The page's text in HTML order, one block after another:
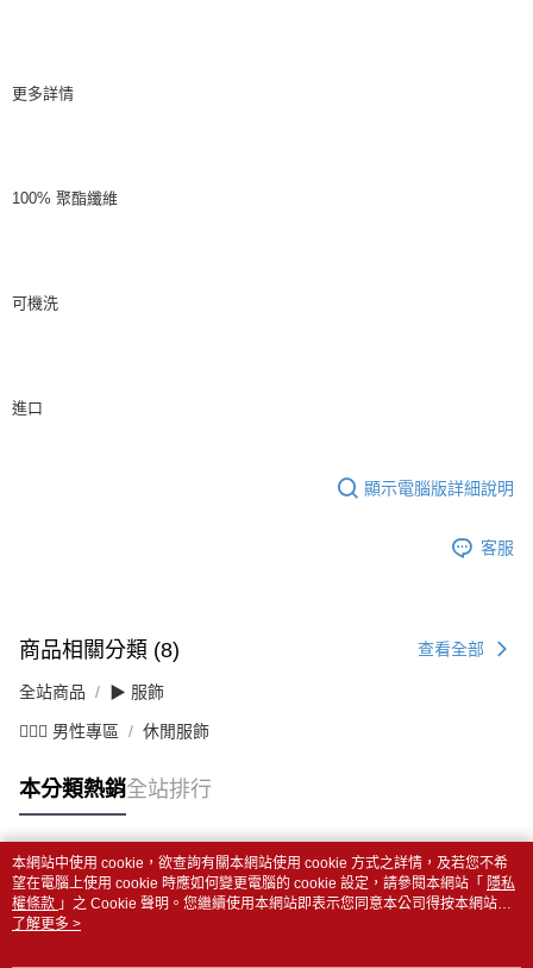
更多詳情
100% 聚酯纖維
可機洗
進口
顯示電腦版詳細說明
客服
商品相關分類 (8) 查看全部
全站商品 ▶ 服飾
💁🏻‍♂️ 男性專區 休閒服飾
本分類熱銷全站排行
熱門標籤
本網站中使用 cookie，欲查詢有關本網站使用 cookie 方式之詳情，及若您不希
望在電腦上使用 cookie 時應如何變更電腦的 cookie 設定，請參閱本網站「 隱私
權條款 」之 Cookie 聲明。您繼續使用本網站即表示您同意本公司得按本網站使
用條款之 Cookie 聲明使用 cookie。
了解更多 >